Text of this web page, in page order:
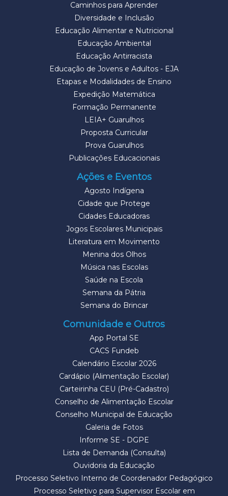
Caminhos para Aprender
Diversidade e Inclusão
Educação Alimentar e Nutricional
Educação Ambiental
Educação Antirracista
Educação de Jovens e Adultos - EJA
Etapas e Modalidades de Ensino
Expedição Matemática
Formação Permanente
LEIA+ Guarulhos
Proposta Curricular
Prova Guarulhos
Publicações Educacionais
Ações e Eventos
Agosto Indígena
Cidade que Protege
Cidades Educadoras
Jogos Escolares Municipais
Literatura em Movimento
Menina dos Olhos
Música nas Escolas
Saúde na Escola
Semana da Pátria
Semana do Brincar
Comunidade e Outros
App Portal SE
CACS Fundeb
Calendário Escolar 2026
Cardápio (Alimentação Escolar)
Carteirinha CEU (Pré-Cadastro)
Conselho de Alimentação Escolar
Conselho Municipal de Educação
Galeria de Fotos
Informe SE - DGPE
Lista de Demanda (Consulta)
Ouvidoria da Educação
Processo Seletivo Interno de Coordenador Pedagógico
Processo Seletivo para Supervisor Escolar em